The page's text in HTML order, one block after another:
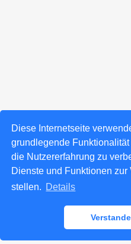
Diese Internetseite
grundlegende
die Nutzererfahrung zu
Dienste und Funktionen zur
stellen. Details